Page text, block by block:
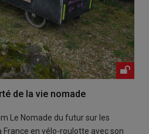
de la vie nomade
Le Nomade du futur sur les
France en vélo-roulotte avec son